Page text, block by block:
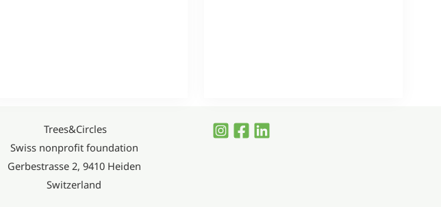
Trees&Circles
Swiss nonprofit foundation
Gerbestrasse 2, 9410 Heiden
Switzerland